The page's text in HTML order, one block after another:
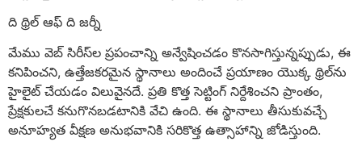
ది థ్రిల్ ఆఫ్ ది జర్నీ
మేము వెబ్ సిరీస్‌ల ప్రపంచాన్ని అన్వేషించడం కొనసాగిస్తున్నప్పుడు, ఈ
కనిపించని, ఉత్తేజకరమైన స్థానాలు అందించే ప్రయాణం యొక్క థ్రిల్‌ను
హైలైట్ చేయడం విలువైనదే. ప్రతి కొత్త సెట్టింగ్ నిర్దేశించని ప్రాంతం,
ప్రేక్షకులచే కనుగొనబడటానికి వేచి ఉంది. ఈ స్థానాలు తీసుకువచ్చే
అనూహ్యత వీక్షణ అనుభవానికి సరికొత్త ఉత్సాహాన్ని జోడిస్తుంది.